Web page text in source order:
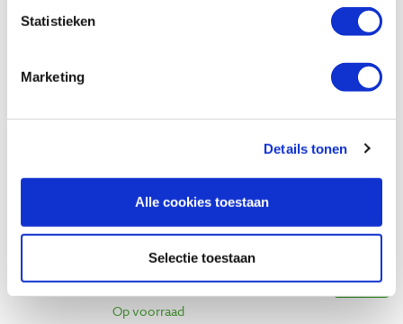
Statistieken
Marketing
Details tonen
Alle cookies toestaan
Selectie toestaan
Lie-Nielsen schaafbeitel 3/32″ punt voor
grondschaaf #71 en #271
Artikelnummer: 27890
€ 99,90 incl. btw
€ 82,56 excl. btw
Op voorraad